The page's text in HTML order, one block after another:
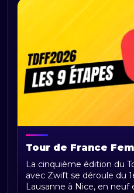
Tour de France
2026 : parcours,
actualités
La cinquième édition du
avec Zwift se déroule du
Lausanne à Nice, en neuf